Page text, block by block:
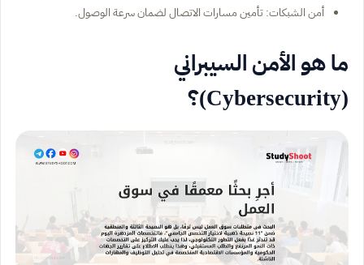
أمن الشبكات: تأمين مسارات الاتصال لضمان سرعة الوصول.
ما هو الأمن السيبراني
(Cybersecurity)؟